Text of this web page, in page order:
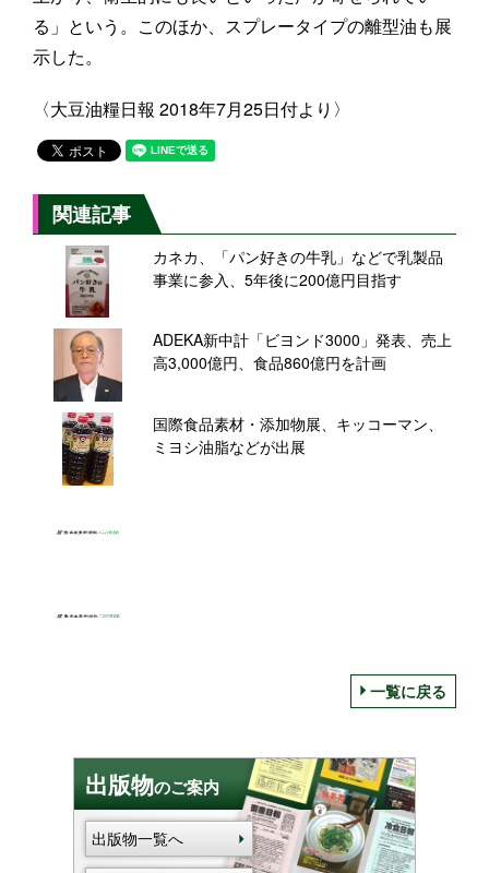
る」という。このほか、スプレータイプの離型油も展
示した。
〈大豆油糧日報 2018年7月25日付より〉
関連記事
カネカ、「パン好きの牛乳」などで乳製品
事業に参入、5年後に200億円目指す
ADEKA新中計「ビヨンド3000」発表、売上
高3,000億円、食品860億円を計画
国際食品素材・添加物展、キッコーマン、
ミヨシ油脂などが出展
一覧に戻る
出版物のご案内
出版物一覧へ